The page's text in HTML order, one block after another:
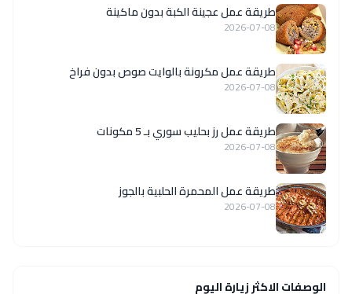
طريقة عمل عجينة الكبة بدون ماكينة
2026-07-08
طريقة عمل مكرونة بالوايت صوص بدون فراخ
2026-07-08
طريقة عمل رز بحليب سوري بـ 5 مكونات
2026-07-08
طريقة عمل المحمرة الحلبية بالجوز
2026-07-08
الوصفات الاكثر زيارة اليوم